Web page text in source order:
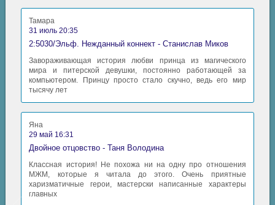
Тамара
31 июль 20:35
2:5030/Эльф. Нежданный коннект - Станислав Миков
Завораживающая история любви принца из магического
мира и питерской девушки, постоянно работающей за
компьютером. Принцу просто стало скучно, ведь его мир
тысячу лет
Яна
29 май 16:31
Двойное отцовство - Таня Володина
Классная история! Не похожа ни на одну про отношения
МЖМ, которые я читала до этого. Очень приятные
харизматичные герои, мастерски написанные характеры
главных